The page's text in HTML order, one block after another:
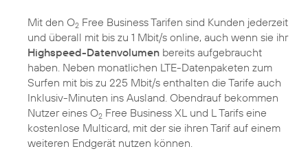
Mit den O2 Free Business Tarifen sind Kunden jederzeit
und überall mit bis zu 1 Mbit/s online, auch wenn sie ihr
Highspeed-Datenvolumen bereits aufgebraucht
haben. Neben monatlichen LTE-Datenpaketen zum
Surfen mit bis zu 225 Mbit/s enthalten die Tarife auch
Inklusiv-Minuten ins Ausland. Obendrauf bekommen
Nutzer eines O2 Free Business XL und L Tarifs eine
kostenlose Multicard, mit der sie ihren Tarif auf einem
weiteren Endgerät nutzen können.